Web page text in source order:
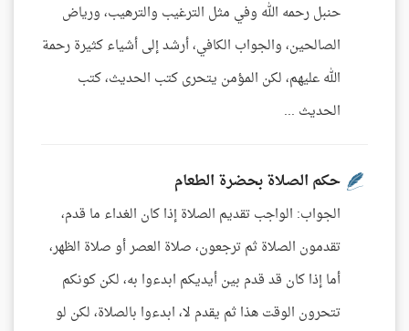
حنبل رحمه الله وفي مثل الترغيب والترهيب، ورياض
الصالحين، والجواب الكافي، أرشد إلى أشياء كثيرة رحمة
الله عليهم، لكن المؤمن يتحرى كتب الحديث، كتب
الحديث ...
حكم الصلاة بحضرة الطعام
الجواب: الواجب تقديم الصلاة إذا كان الغداء ما قدم،
تقدمون الصلاة ثم ترجعون، صلاة العصر أو صلاة الظهر،
أما إذا كان قد قدم بين أيديكم ابدءوا به، لكن كونكم
تتحرون الوقت هذا ثم يقدم لا، ابدءوا بالصلاة، لكن لو